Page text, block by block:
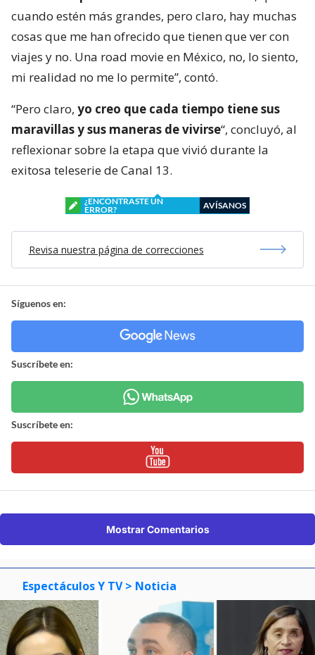
cuando estén más grandes, pero claro, hay muchas
cosas que me han ofrecido que tienen que ver con
viajes y no. Una road movie en México, no, lo siento,
mi realidad no me lo permite”, contó.
“Pero claro, yo creo que cada tiempo tiene sus
maravillas y sus maneras de vivirse“, concluyó, al
reflexionar sobre la etapa que vivió durante la
exitosa teleserie de Canal 13.
¿ENCONTRASTE UN
ERROR?
AVÍSANOS
Revisa nuestra página de correcciones
Síguenos en:
Suscríbete en:
Suscríbete en:
Mostrar Comentarios
Espectáculos Y TV > Noticia